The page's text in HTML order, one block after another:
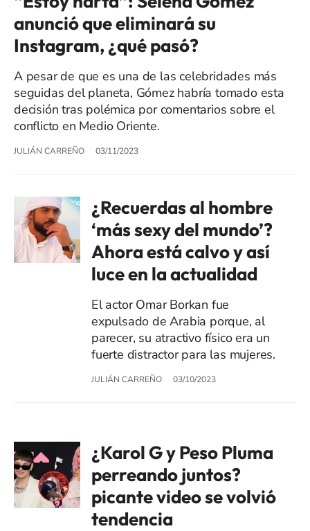
anunció que eliminará su
Instagram, ¿qué pasó?
A pesar de que es una de las celebridades más
seguidas del planeta, Gómez habría tomado esta
decisión tras polémica por comentarios sobre el
conflicto en Medio Oriente.
JULIÁN CARREÑO 03/11/2023
¿Recuerdas al hombre
‘más sexy del mundo’?
Ahora está calvo y así
luce en la actualidad
El actor Omar Borkan fue
expulsado de Arabia porque, al
parecer, su atractivo físico era un
fuerte distractor para las mujeres.
JULIÁN CARREÑO 03/10/2023
¿Karol G y Peso Pluma
perreando juntos?
picante video se volvió
tendencia